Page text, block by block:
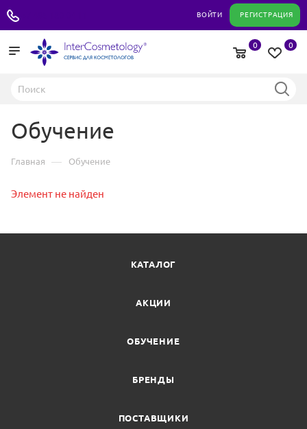
ВОЙТИ РЕГИСТРАЦИЯ
0
0
Обучение
Главная — Обучение
Элемент не найден
КАТАЛОГ
АКЦИИ
ОБУЧЕНИЕ
БРЕНДЫ
ПОСТАВЩИКИ